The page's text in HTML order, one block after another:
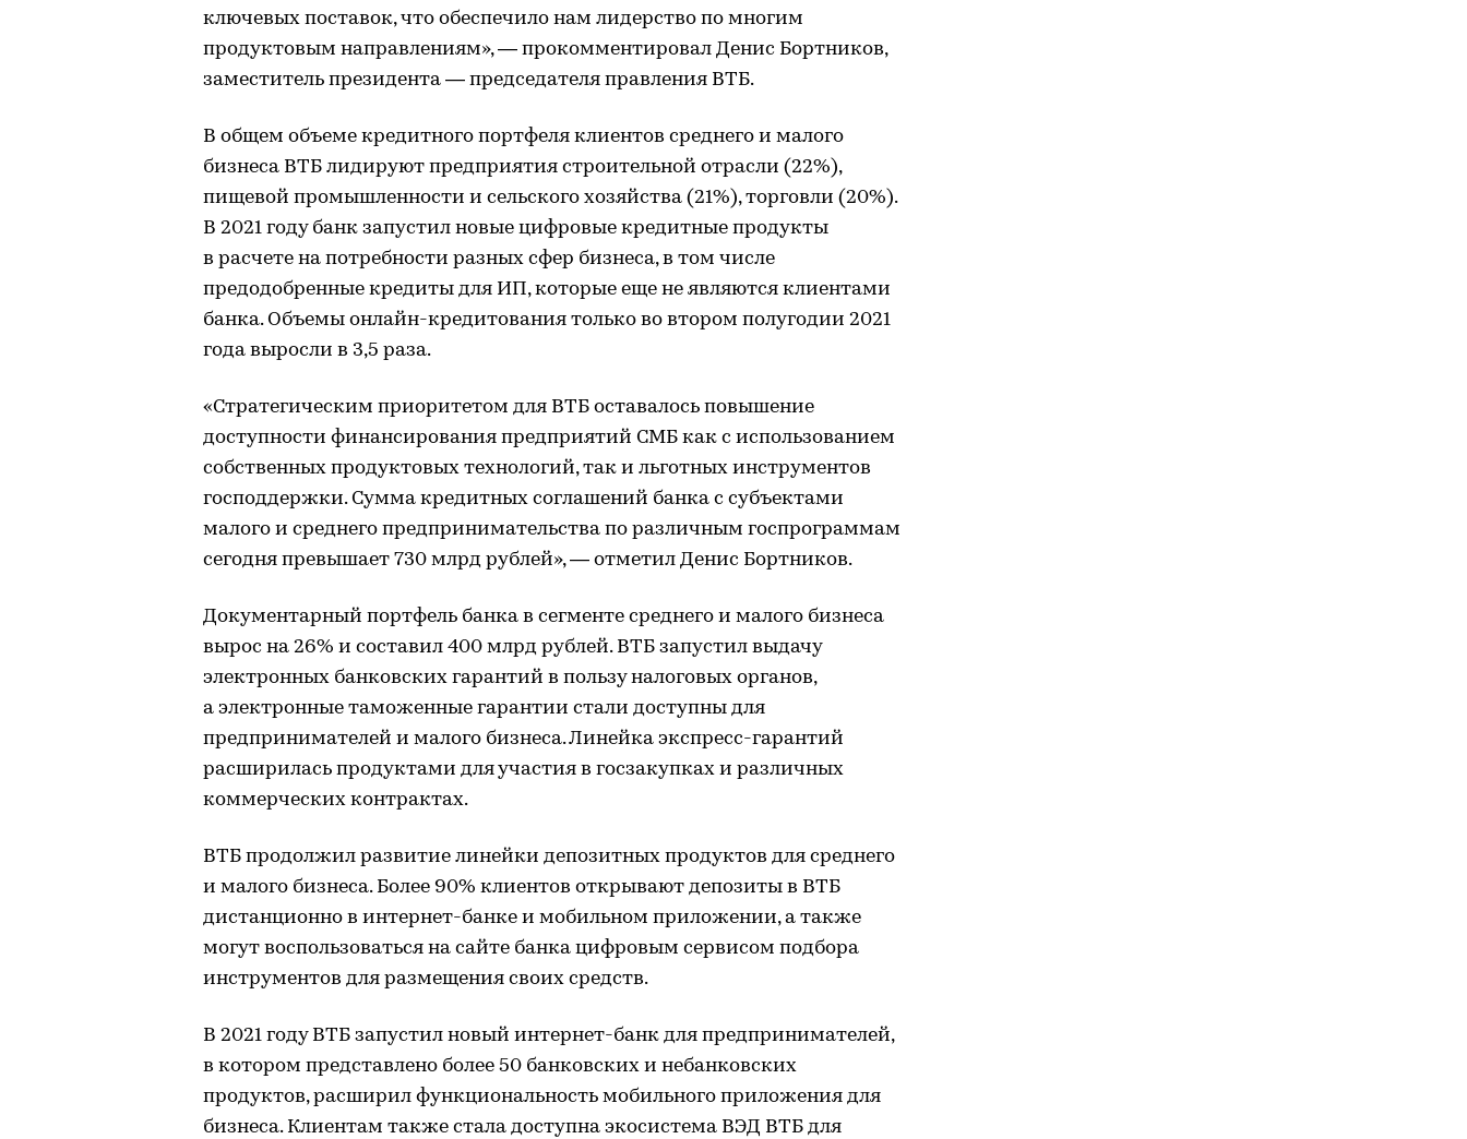
ключевых поставок, что обеспечило нам лидерство по многим
продуктовым направлениям», — прокомментировал Денис Бортников,
заместитель президента — председателя правления ВТБ.
В общем объеме кредитного портфеля клиентов среднего и малого
бизнеса ВТБ лидируют предприятия строительной отрасли (22%),
пищевой промышленности и сельского хозяйства (21%), торговли (20%).
В 2021 году банк запустил новые цифровые кредитные продукты
в расчете на потребности разных сфер бизнеса, в том числе
предодобренные кредиты для ИП, которые еще не являются клиентами
банка. Объемы онлайн-кредитования только во втором полугодии 2021
года выросли в 3,5 раза.
«Стратегическим приоритетом для ВТБ оставалось повышение
доступности финансирования предприятий СМБ как с использованием
собственных продуктовых технологий, так и льготных инструментов
господдержки. Сумма кредитных соглашений банка с субъектами
малого и среднего предпринимательства по различным госпрограммам
сегодня превышает 730 млрд рублей», — отметил Денис Бортников.
Документарный портфель банка в сегменте среднего и малого бизнеса
вырос на 26% и составил 400 млрд рублей. ВТБ запустил выдачу
электронных банковских гарантий в пользу налоговых органов,
а электронные таможенные гарантии стали доступны для
предпринимателей и малого бизнеса. Линейка экспресс-гарантий
расширилась продуктами для участия в госзакупках и различных
коммерческих контрактах.
ВТБ продолжил развитие линейки депозитных продуктов для среднего
и малого бизнеса. Более 90% клиентов открывают депозиты в ВТБ
дистанционно в интернет-банке и мобильном приложении, а также
могут воспользоваться на сайте банка цифровым сервисом подбора
инструментов для размещения своих средств.
В 2021 году ВТБ запустил новый интернет-банк для предпринимателей,
в котором представлено более 50 банковских и небанковских
продуктов, расширил функциональность мобильного приложения для
бизнеса. Клиентам также стала доступна экосистема ВЭД ВТБ для